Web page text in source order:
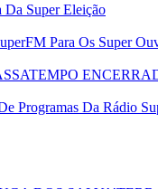
Super Eleição
Para Os Super
Programas Da Rádio